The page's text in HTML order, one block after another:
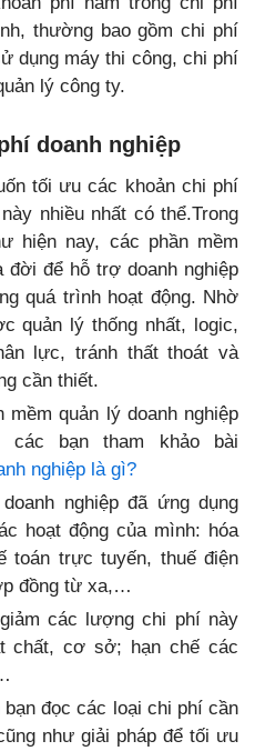
thường bao gồm chi phí
dụng máy thi công, chi phí
lý công ty.
doanh nghiệp
tối ưu các khoản chi phí
nhiều nhất có thể.Trong
hiện nay, các phần mềm
đời để hỗ trợ doanh nghiệp
quá trình hoạt động. Nhờ
quản lý thống nhất, logic,
lực, tránh thất thoát và
cần thiết.
quản lý doanh nghiệp
các bạn tham khảo bài
nghiệp là gì?
nghiệp đã ứng dụng
hoạt động của mình: hóa
toán trực tuyến, thuế điện
đồng từ xa,…
các lượng chi phí này
chất, cơ sở; hạn chế các
đọc các loại chi phí cần
như giải pháp để tối ưu